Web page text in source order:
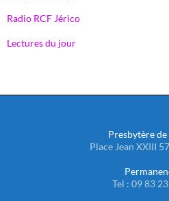
Radio RCF Jérico
Lectures du jour
Presbytère
Place Jean XXIII
Tel : 09 83